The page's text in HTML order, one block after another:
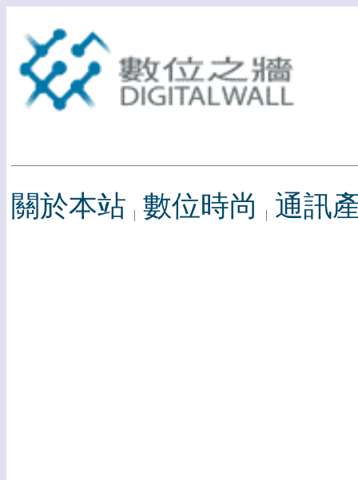
關於本站 數位時尚 通訊